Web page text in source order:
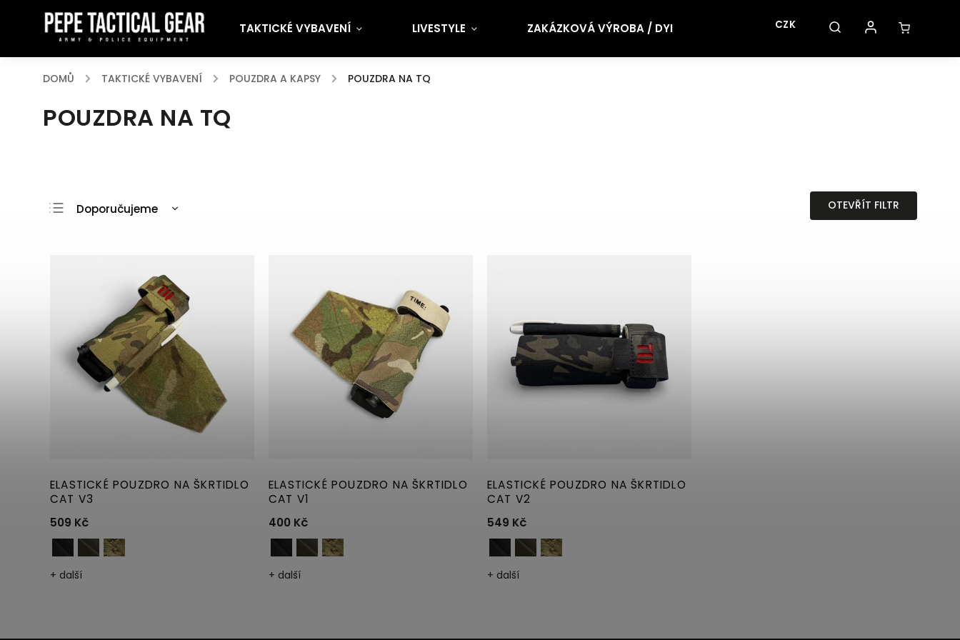
CZK
TAKTICKÉ VYBAVENÍ LIVESTYLE ZAKÁZKOVÁ VÝROBA / DYI
DOMŮ / TAKTICKÉ VYBAVENÍ / POUZDRA A KAPSY / POUZDRA NA TQ
POUZDRA NA TQ
Doporučujeme
Nejprodávanější
Abecedně
OTEVŘÍT FILTR
ELASTICKÉ POUZDRO NA ŠKRTIDLO
CAT V3
509 Kč
+ další
ELASTICKÉ POUZDRO NA ŠKRTIDLO
CAT V1
400 Kč
+ další
ELASTICKÉ POUZDRO NA ŠKRTIDLO
CAT V2
549 Kč
+ další